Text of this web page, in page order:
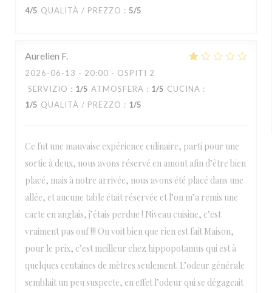
4/5 QUALITÀ / PREZZO : 5/5
Aurelien F
2026-06-13 - 20:00 - OSPITI 2
SERVIZIO : 1/5 ATMOSFERA : 1/5 CUCINA :
1/5 QUALITÀ / PREZZO : 1/5
Ce fut une mauvaise expérience culinaire, parti pour une
sortie à deux, nous avons réservé en amont afin d’être bien
placé, mais à notre arrivée, nous avons été placé dans une
allée, et aucune table était réservée et l’on m’a remis une
carte en anglais, j’étais perdue ! Niveau cuisine, c’est
vraiment pas ouf !!! On voit bien que rien est fait Maison,
pour le prix, c’est meilleur chez hippopotamus qui est à
quelques centaines de mètres seulement. L’odeur générale
semblait un peu suspecte, en effet l’odeur qui se dégageait